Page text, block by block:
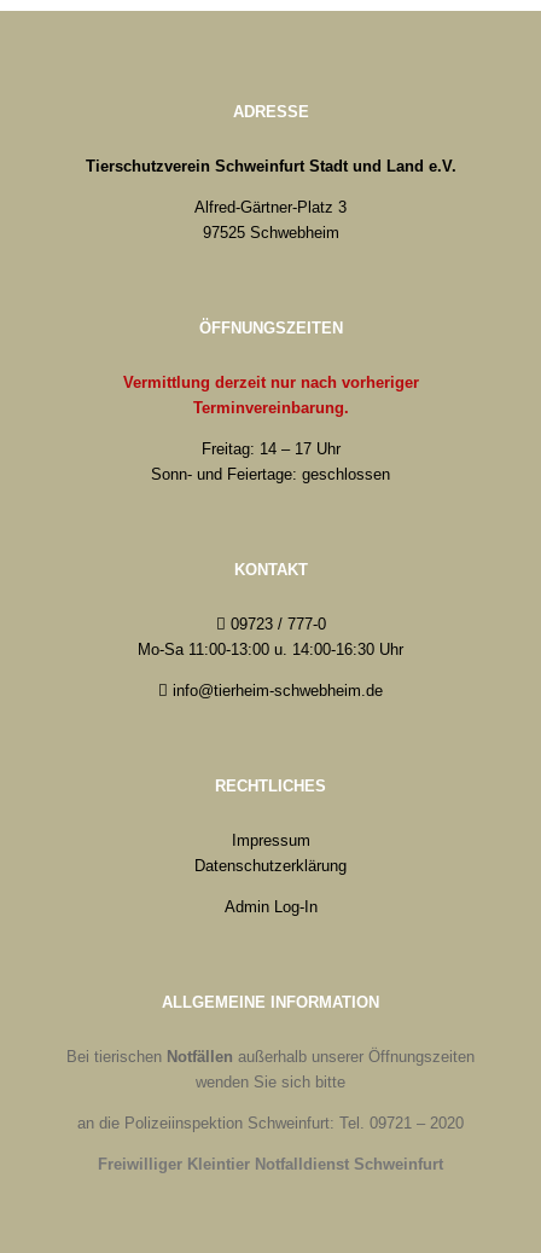
ADRESSE
Tierschutzverein Schweinfurt Stadt und Land e.V.
Alfred-Gärtner-Platz 3
97525 Schwebheim
ÖFFNUNGSZEITEN
Vermittlung derzeit nur nach vorheriger
Terminvereinbarung.
Freitag: 14 – 17 Uhr
Sonn- und Feiertage: geschlossen
KONTAKT
09723 / 777-0
Mo-Sa 11:00-13:00 u. 14:00-16:30 Uhr
info@tierheim-schwebheim.de
RECHTLICHES
Impressum
Datenschutzerklärung
Admin Log-In
ALLGEMEINE INFORMATION
Bei tierischen Notfällen außerhalb unserer Öffnungszeiten
wenden Sie sich bitte
an die Polizeiinspektion Schweinfurt: Tel. 09721 – 2020
Freiwilliger Kleintier Notfalldienst Schweinfurt